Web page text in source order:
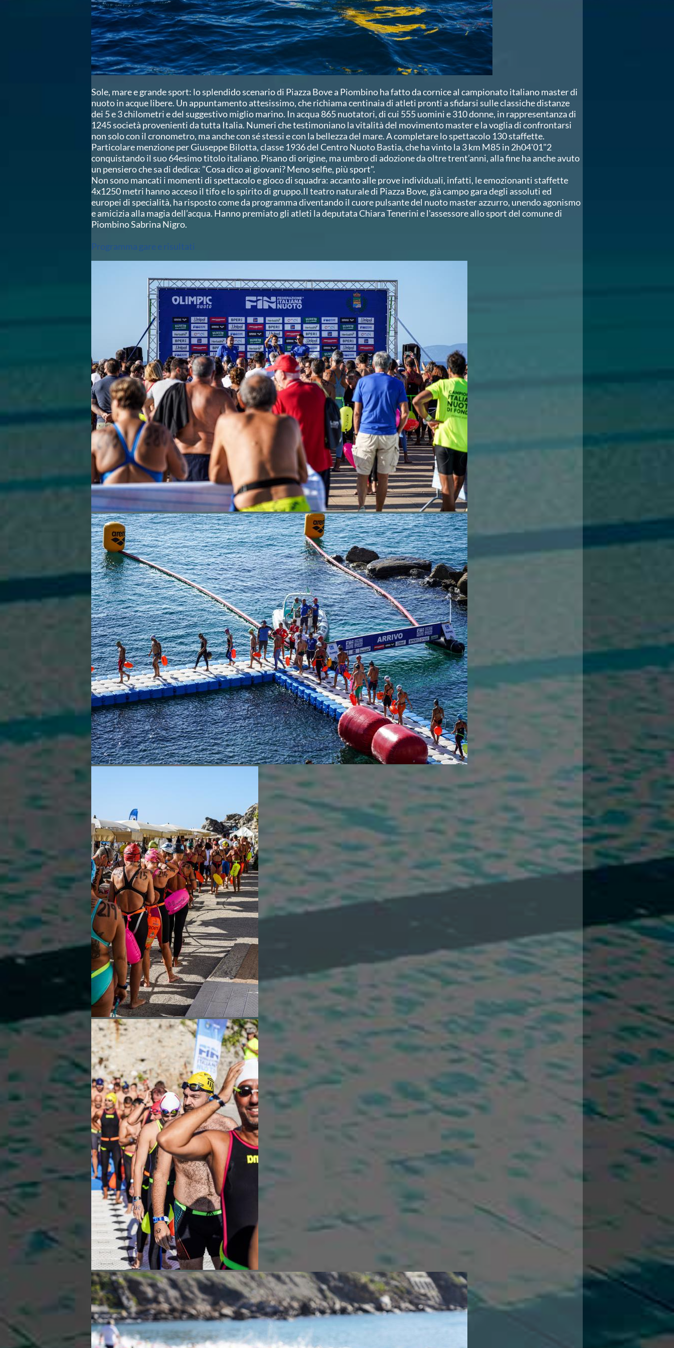
Campionato A2 Maschile
Campionato A2 Femminile
Campionato B Maschile
Storico Campionati 2003-2017
Finali Giovanili
Trofei delle Regioni
CoMeN Cup
Flash News
Waterpolo Channel
Tuffi
Eventi
Norme e documenti
Risultati e Classifiche
Azzurri
News
Flash News
Artistico
Eventi
Norme e documenti
Risultati e Classifiche
News
Norme e documenti
Risultati e Classifiche
News
Flash News
Salvamento
Eventi
Norme e documenti
Risultati e Classifiche
Albi d'oro - Primati
News
Flash News
Master
Campionati Italiani
Circuito Supermaster
Calendario Nazionale Fondo
Norme e documenti
Risultati e Classifiche
Primati
Graduatorie
Analisi e Approfondimenti
News
Flash News
Formazione
SIT
Sezione Salvamento
GUG
Composizione
Norme e documenti
Formazione
Sedi Regionali e Provinciali
Designazioni Arbitrali
Scuole Nuoto
Ricerca Scuole Nuoto
Manuale SNF
Diventa SNF
Propaganda
Norme e documenti
Risultati
Eventi
Centri Federali
C. F. Complesso natatorio Foro Italico
C. F. Polo Acquatico Frecciarossa Ostia
C. F. Unipol BluStadium Pietralata
C. F. Polo Acquatico Enel - Valco San Paolo
C. F. Acerra "Carlo Pedersoli"
C. F. Crotone
C. F. Livorno
C. F. Milano
C. F. Napoli "Felice Scandone"
C.F. Palazzo del Nuoto Torino
C. F. Trieste "Bruno Bianchi"
C. F. Verona "Alberto Castagnetti"
C. F. Viterbo
Area Legislativa
Protezione Civile
Qualità
Sostenibilità
Privacy
Cookie Policy
Archivio News
Flash News
Galleria fotografica
Videogallery
Intranet
Webmail
Contatti
Mappa del sito
Sole, mare e grande sport: lo splendido scenario di Piazza Bove a Piombino ha fatto da cornice al campionato italiano master di
nuoto in acque libere. Un appuntamento attesissimo, che richiama centinaia di atleti pronti a sfidarsi sulle classiche distanze
dei 5 e 3 chilometri e del suggestivo miglio marino. In acqua 865 nuotatori, di cui 555 uomini e 310 donne, in rappresentanza di
1245 società provenienti da tutta Italia. Numeri che testimoniano la vitalità del movimento master e la voglia di confrontarsi
non solo con il cronometro, ma anche con sé stessi e con la bellezza del mare. A completare lo spettacolo 130 staffette.
Particolare menzione per Giuseppe Bilotta, classe 1936 del Centro Nuoto Bastia, che ha vinto la 3 km M85 in 2h04'01"2
conquistando il suo 64esimo titolo italiano. Pisano di origine, ma umbro di adozione da oltre trent’anni, alla fine ha anche avuto
un pensiero che sa di dedica: "Cosa dico ai giovani? Meno selfie, più sport".
Non sono mancati i momenti di spettacolo e gioco di squadra: accanto alle prove individuali, infatti, le emozionanti staffette
4x1250 metri hanno acceso il tifo e lo spirito di gruppo.Il teatro naturale di Piazza Bove, già campo gara degli assoluti ed
europei di specialità, ha risposto come da programma diventando il cuore pulsante del nuoto master azzurro, unendo agonismo
e amicizia alla magia dell’acqua. Hanno premiato gli atleti la deputata Chiara Tenerini e l'assessore allo sport del comune di
Piombino Sabrina Nigro.
Programma gare e risultati